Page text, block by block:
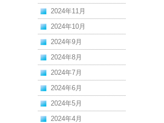
2024年11月
2024年10月
2024年9月
2024年8月
2024年7月
2024年6月
2024年5月
2024年4月